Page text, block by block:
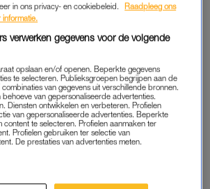
je
LINDA.
Meilandjes verbreken eigen
nieuw
LINDA.
Maxime Meiland over wens
tweede kindje: 'Adoptie is
een interessante optie'
het
Maxime Meiland showt háár
in ons privacy- en cookiebeleid.
Raadpleeg ons
informatie.
verwerken gegevens voor de volgende
opslaan en/of openen. Beperkte gegevens
te selecteren. Publieksgroepen begrijpen aan de
van gegevens uit verschillende bronnen.
behoeve van gepersonaliseerde advertenties.
Diensten ontwikkelen en verbeteren. Profielen
van gepersonaliseerde advertenties. Beperkte
content te selecteren. Profielen aanmaken ter
Profielen gebruiken ter selectie van
De prestaties van advertenties meten.